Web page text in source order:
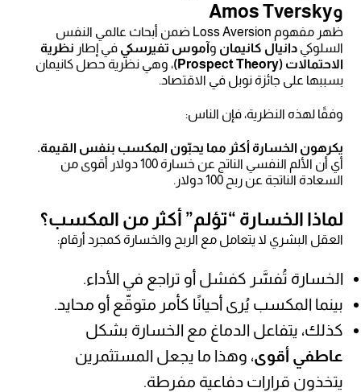
وAmos Tversky
ظهر مفهوم Loss Aversion ضمن أبحاث عالمي النفس
السلوكي دانيال كانيمان وآموس تفيرسكي في إطار نظرية
الاحتمالات (Prospect Theory)
، وهي نظرية حصل كانيمان
بسببها على جائزة نوبل في الاقتصاد.
وفقًا لهذه النظرية، فإن الناس:
يكرهون الخسارة أكثر مما يحبّون المكسب بنفس القيمة.
أي أن الألم النفسي الناتج عن خسارة 100 دولار أقوى من
السعادة الناتجة عن ربح 100 دولار.
لماذا الخسارة “تؤلم” أكثر من المكسب؟
العقل البشري لا يتعامل مع الربح والخسارة كمجرد أرقام:
الخسارة تُفسَّر كفشل أو تراجع في الأداء.
بينما المكسب يُرى أحيانًا كأمر متوقّع أو محايد.
كذلك، يتفاعل الدماغ مع الخسارة بشكل
عاطفي أقوى، وهذا ما يجعل المستثمرين
يتخذون قرارات دفاعية مفرطة.